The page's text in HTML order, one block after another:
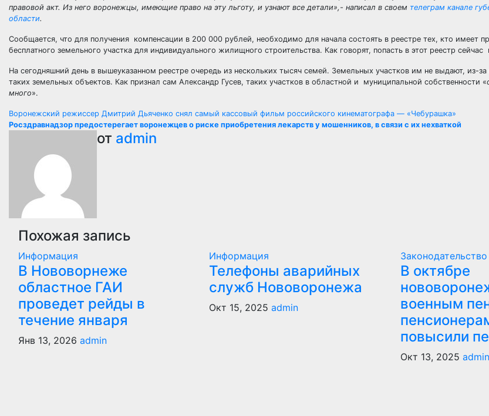
правовой акт. Из него воронежцы, имеющие право на эту льготу, и узнают все детали»,- написал в своем телеграм канале
области.
Сообщается, что для получения компенсации в 200 000 рублей, необходимо для начала состоять в реестре тех, кто имеет
бесплатного земельного участка для индивидуального жилищного строительства. Как говорят, попасть в этот реестр
На сегодняшний день в вышеуказанном реестре очередь из нескольких тысяч семей. Земельных участков им не выдают, из-
таких земельных объектов. Как признал сам Александр Гусев, таких участков в областной и муниципальной собственности «
много».
Навигация
записям
Воронежский режиссер Дмитрий Дьяченко снял самый кассовый фильм российского кинематографа — «Чебурашка»
Росздравнадзор предостерегает воронежцев о риске приобретения лекарств у мошенников, в связи с их нехваткой
от admin
Похожая запись
Информация
В Нововорнеже
областное ГАИ
проведет рейды в
течение января
Янв 13, 2026 admin
Информация
Телефоны аварийных
служб Нововоронежа
Окт 15, 2025 admin
Законодательство
В октябре
военным
повысили
Окт 13, 2025 admin